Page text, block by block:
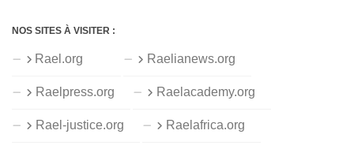
NOS SITES À VISITER :
Rael.org Raelianews.org
Raelpress.org Raelacademy.org
Rael-justice.org Raelafrica.org